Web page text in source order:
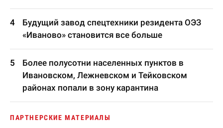
Будущий завод спецтехники резидента ОЭЗ
«Иваново» становится все больше
Более полусотни населенных пунктов в
Ивановском, Лежневском и Тейковском
районах попали в зону карантина
ПАРТНЕРСКИЕ МАТЕРИАЛЫ